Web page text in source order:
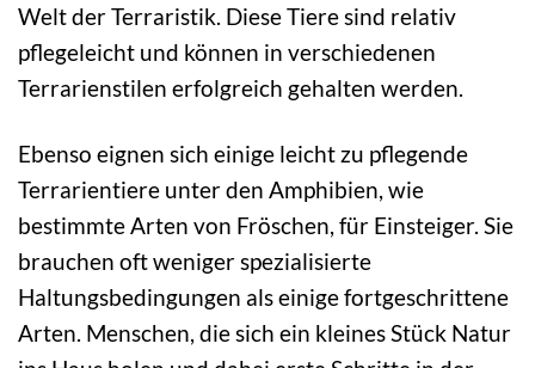
Welt der Terraristik. Diese Tiere sind relativ
pflegeleicht und können in verschiedenen
Terrarienstilen erfolgreich gehalten werden.
Ebenso eignen sich einige leicht zu pflegende
Terrarientiere unter den Amphibien, wie
bestimmte Arten von Fröschen, für Einsteiger. Sie
brauchen oft weniger spezialisierte
Haltungsbedingungen als einige fortgeschrittene
Arten. Menschen, die sich ein kleines Stück Natur